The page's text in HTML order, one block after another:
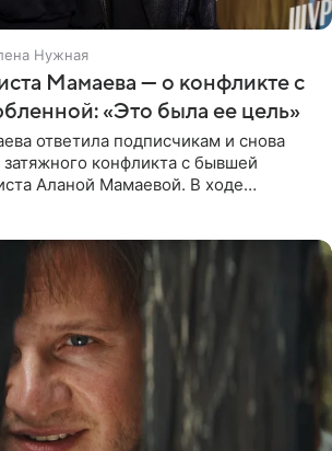
Нужная
Мамаева — о конфликте с
«Это была ее цель»
ответила подписчикам и снова
затяжного конфликта с бывшей
Аланой Мамаевой. В ходе